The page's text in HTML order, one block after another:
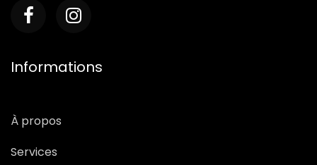
Informations
À propos
Services